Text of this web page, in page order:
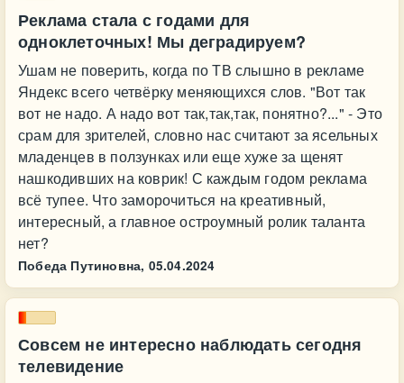
Реклама стала с годами для
одноклеточных! Мы деградируем?
Ушам не поверить, когда по ТВ слышно в рекламе
Яндекс всего четвёрку меняющихся слов. "Вот так
вот не надо. А надо вот так,так,так, понятно?..." - Это
срам для зрителей, словно нас считают за ясельных
младенцев в ползунках или еще хуже за щенят
нашкодивших на коврик! С каждым годом реклама
всё тупее. Что заморочиться на креативный,
интересный, а главное остроумный ролик таланта
нет?
Победа Путиновна, 05.04.2024
Совсем не интересно наблюдать сегодня
телевидение